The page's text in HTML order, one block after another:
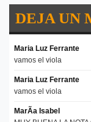
DEJA UN